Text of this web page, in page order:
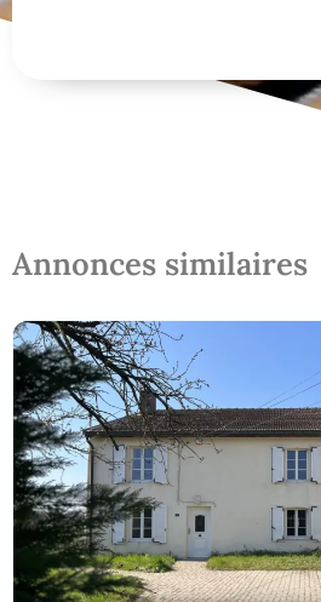
Annonces similaires